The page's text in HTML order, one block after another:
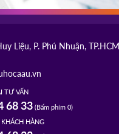
Liệu, P. Phú Nhuận, TP.HCM
TƯ VẤN
68 33(Bấm phím 0)
HÀNG